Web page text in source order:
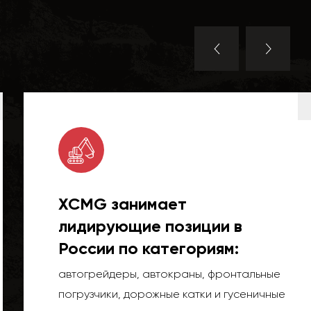
XCMG занимает
лидирующие позиции в
России по категориям:
автогрейдеры, автокраны, фронтальные
погрузчики, дорожные катки и гусеничные